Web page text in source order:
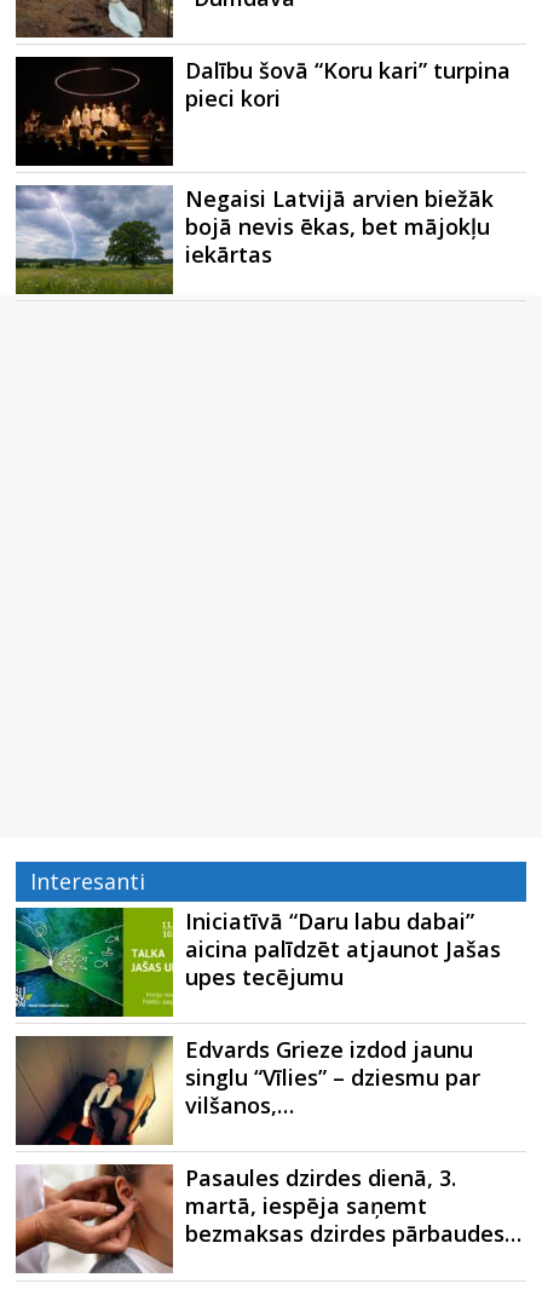
Dalību šovā “Koru kari” turpina
pieci kori
Negaisi Latvijā arvien biežāk
bojā nevis ēkas, bet mājokļu
iekārtas
Interesanti
Iniciatīvā “Daru labu dabai”
aicina palīdzēt atjaunot Jašas
upes tecējumu
Edvards Grieze izdod jaunu
singlu “Vīlies” – dziesmu par
vilšanos,…
Pasaules dzirdes dienā, 3.
martā, iespēja saņemt
bezmaksas dzirdes pārbaudes…